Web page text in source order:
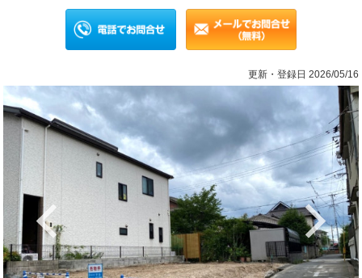
更新・登録日 2026/05/16
Previous